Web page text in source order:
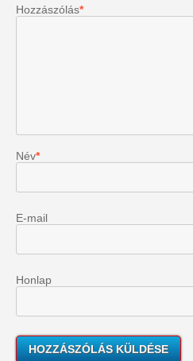
Hozzászólás*
Név*
E-
Honlap